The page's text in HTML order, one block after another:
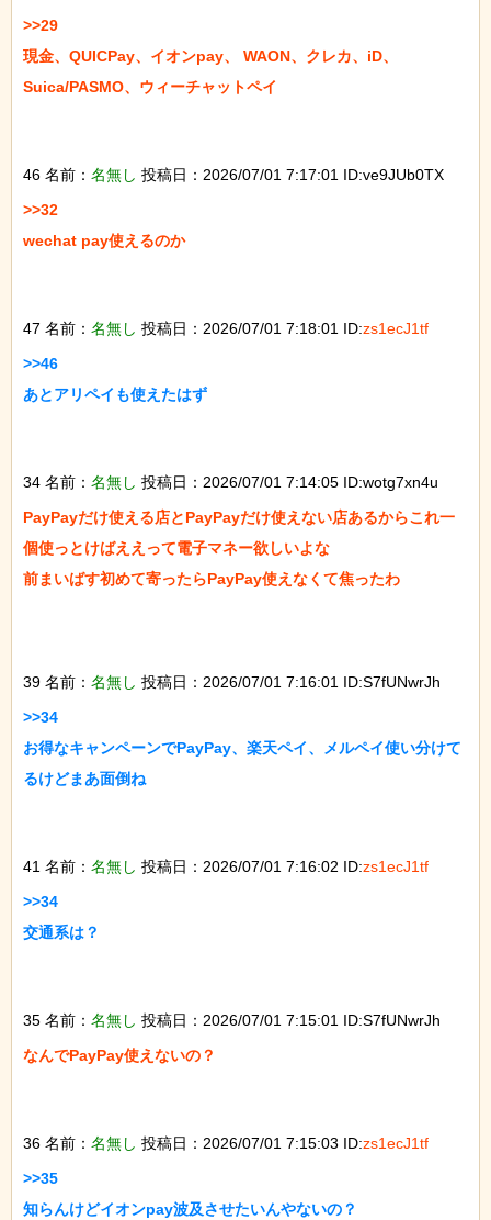
>>29
現金、QUICPay、イオンpay、 WAON、クレカ、iD、
Suica/PASMO、ウィーチャットペイ
46 名前： 名無し 投稿日：2026/07/01 7:17:01 ID:ve9JUb0TX
>>32
wechat pay使えるのか
47 名前： 名無し 投稿日：2026/07/01 7:18:01 ID:zs1ecJ1tf
>>46
あとアリペイも使えたはず
34 名前： 名無し 投稿日：2026/07/01 7:14:05 ID:wotg7xn4u
PayPayだけ使える店とPayPayだけ使えない店あるからこれ一
個使っとけばええって電子マネー欲しいよな
前まいばす初めて寄ったらPayPay使えなくて焦ったわ
39 名前： 名無し 投稿日：2026/07/01 7:16:01 ID:S7fUNwrJh
>>34
お得なキャンペーンでPayPay、楽天ペイ、メルペイ使い分けて
るけどまあ面倒ね
41 名前： 名無し 投稿日：2026/07/01 7:16:02 ID:zs1ecJ1tf
>>34
交通系は？
35 名前： 名無し 投稿日：2026/07/01 7:15:01 ID:S7fUNwrJh
なんでPayPay使えないの？
36 名前： 名無し 投稿日：2026/07/01 7:15:03 ID:zs1ecJ1tf
>>35
知らんけどイオンpay波及させたいんやないの？